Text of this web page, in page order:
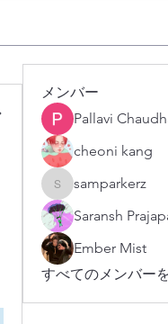
メンバー
Pallavi
cheoni kang
samparkerz
samparkerz
Saransh
Ember Mist
すべてのメンバー